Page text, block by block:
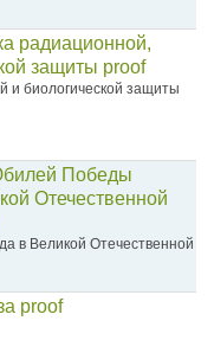
радиационной,
защиты proof
и биологической защиты
Победы
Отечественной
в Великой Отечественной
proof